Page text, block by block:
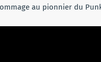
au pionnier du